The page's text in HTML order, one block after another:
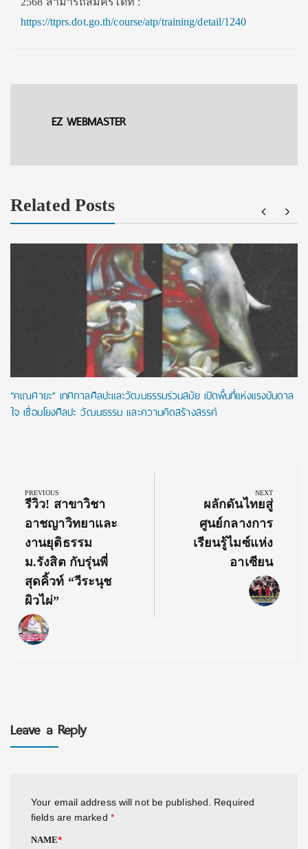
https://ttprs.dot.go.th/course/atp/training/detail/1240
EZ WEBMASTER
Related Posts
“คเณศายะ” เทศกาลศิลปะและวัฒนธรรมร่วมสมัย เปิดพื้นที่แห่งแรงบันดาล
ใจ เชื่อมโยงศิลปะ วัฒนธรรม และความคิดสร้างสรรค์
navigation
PREVIOUS
Previous
Post:
รีวิว! สาขาวิชา
อาชญาวิทยาและ
งานยุติธรรม
ม.รังสิต กับรุ่นพี่
สุดคิ้วท์ “วีระนุช
ผิวไผ่”
NEXT
Next
Post:
ผลักดันไทยสู่
ศูนย์กลางการ
เรียนรู้ไมซ์แห่ง
อาเซียน
Leave a Reply
Your email address will not be published. Required
fields are marked *
NAME*